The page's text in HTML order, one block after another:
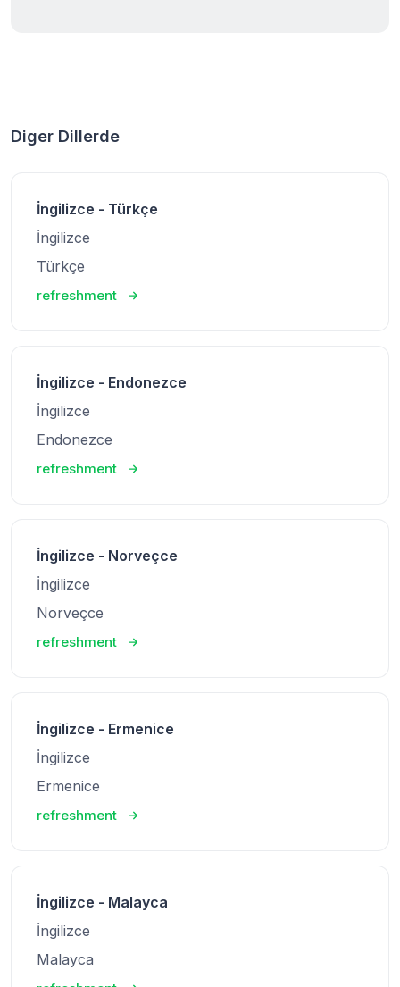
Diger Dillerde
İngilizce - Türkçe
İngilizce
Türkçe
refreshment
İngilizce - Endonezce
İngilizce
Endonezce
refreshment
İngilizce - Norveçce
İngilizce
Norveçce
refreshment
İngilizce - Ermenice
İngilizce
Ermenice
refreshment
İngilizce - Malayca
İngilizce
Malayca